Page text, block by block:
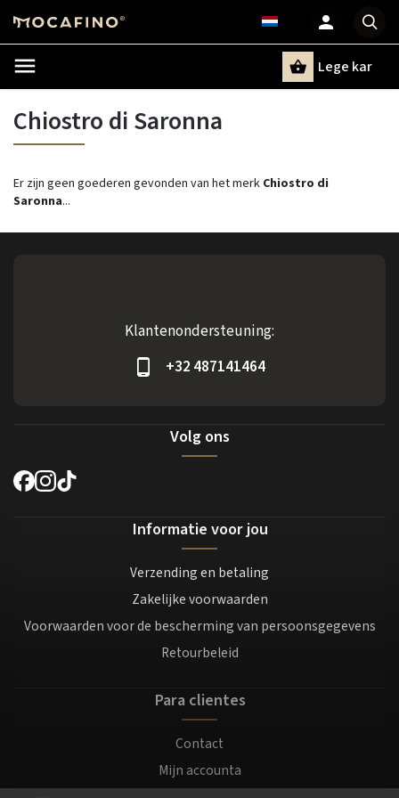
Lege kar
Chiostro di Saronna
Er zijn geen goederen gevonden van het merk Chiostro di
Saronna...
Klantenondersteuning:
+32 487141464
Volg ons
Informatie voor jou
Verzending en betaling
Zakelijke voorwaarden
Voorwaarden voor de bescherming van persoonsgegevens
Retourbeleid
Para clientes
Contact
Mijn accounta